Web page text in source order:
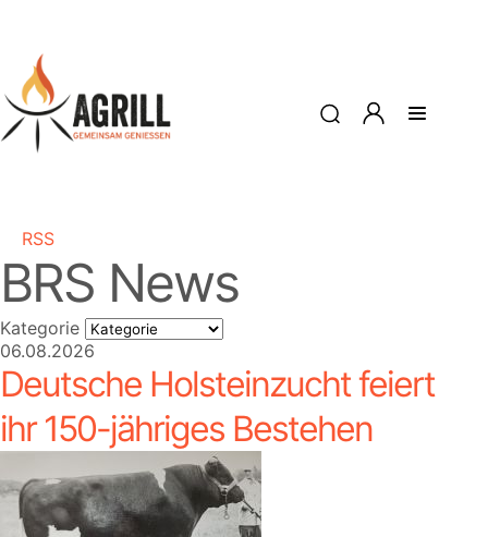
RSS
BRS News
Kategorie
06.08.2026
Deutsche Holsteinzucht feiert
ihr 150-jähriges Bestehen